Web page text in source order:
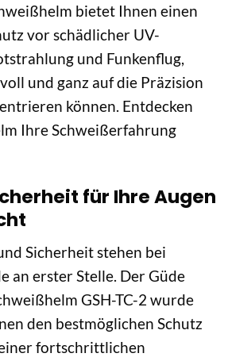
bietet Ihnen einen
vor schädlicher UV-
und Funkenflug,
und ganz auf die Präzision
können. Entdecken
Ihre Schweißerfahrung
für Ihre Augen
Sicherheit stehen bei
an erster Stelle. Der Güde
GSH-TC-2 wurde
den bestmöglichen Schutz
fortschrittlichen